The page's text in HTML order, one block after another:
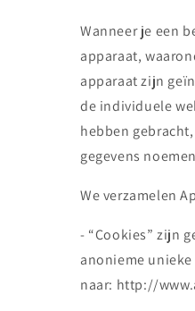
Wanneer je een
apparaat,
apparaat zijn
de individuele
hebben
gegevens
We verzamelen
- “Cookies” zijn
anonieme
naar: http://